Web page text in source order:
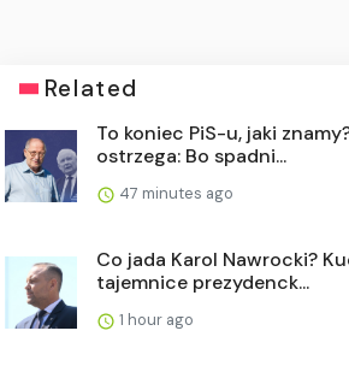
Related
To koniec PiS-u, jaki
ostrzega: Bo spadni...
47 minutes ago
Co jada Karol Nawrocki?
tajemnice prezydenck...
1 hour ago